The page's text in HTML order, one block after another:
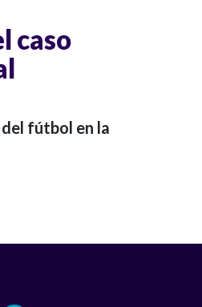
caso
fútbol en la